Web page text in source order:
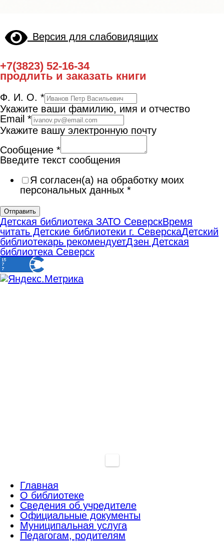
Версия для слабовидящих
+7(3823) 52-16-34
продлить и заказать книги
Ф. И. О. *
Укажите ваши фамилию, имя и отчество
Email *
Укажите вашу электронную почту
Сообщение *
Введите текст сообщения
Я согласен(а) на обработку моих
персональных данных *
Отправить
Детская библиотека ЗАТО СеверскВремя
читать Детские библиотеки г. СеверскаДетский
библиотекарь рекомендуетДзен Детская
библиотека Северск
Главная
О библиотеке
Сведения об учредителе
Официальные документы
Муниципальная услуга
Педагогам, родителям